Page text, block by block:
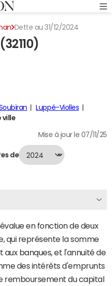
Dette au 31/12/2024
Luppé-Violles
ville
Mise à jour le 07/11/25
de
en fonction de deux
qui représente la somme
aux banques, et l'annuité de
des intérêts d'emprunts
remboursement du capital